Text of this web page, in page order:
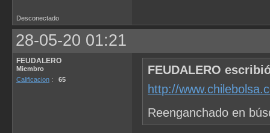
Desconectado
28-05-20 01:21
FEUDALERO
Miembro
Calificacion : 65
FEUDALERO
http://
Reenganchado en